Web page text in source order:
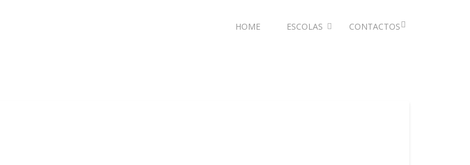
HOME ESCOLAS CONTACTOS